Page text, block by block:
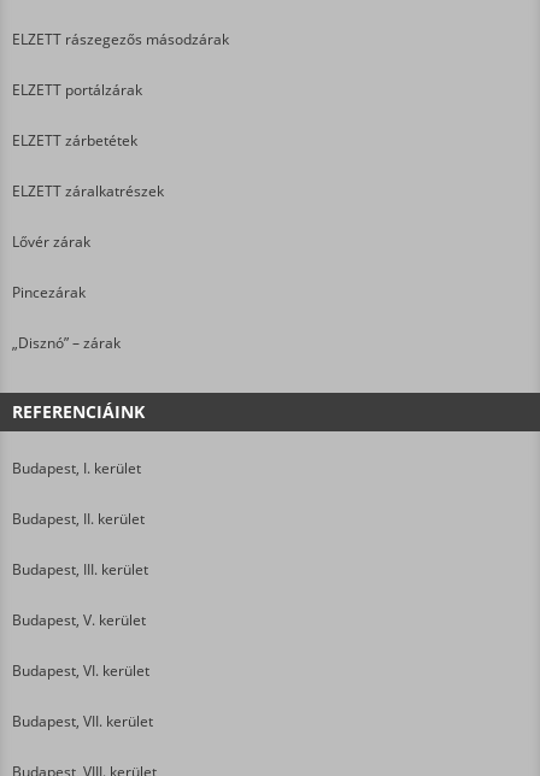
ELZETT rászegezős másodzárak
ELZETT portálzárak
ELZETT zárbetétek
ELZETT záralkatrészek
Lővér zárak
Pincezárak
„Disznó” – zárak
REFERENCIÁINK
Budapest, I. kerület
Budapest, II. kerület
Budapest, III. kerület
Budapest, V. kerület
Budapest, VI. kerület
Budapest, VII. kerület
Budapest, VIII. kerület